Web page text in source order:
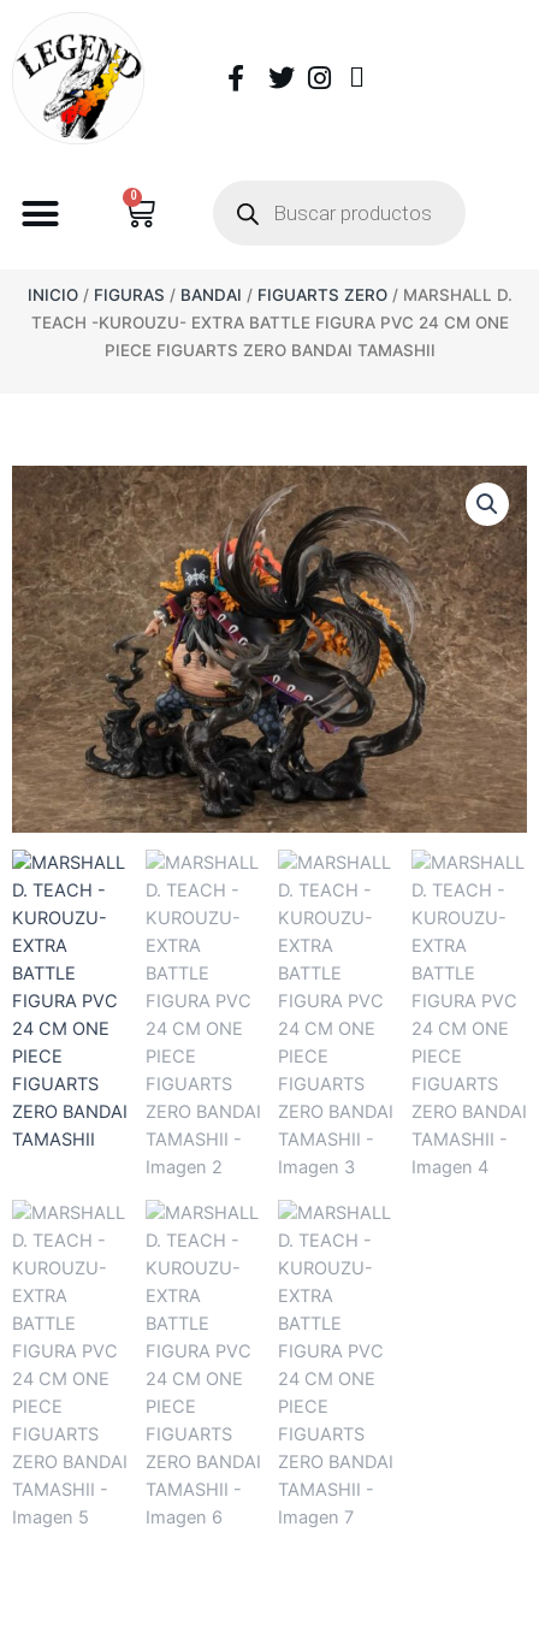
0
INICIO/ FIGURAS / BANDAI / FIGUARTS ZERO/ MARSHALL D.
TEACH -KUROUZU- EXTRA BATTLE FIGURA PVC 24 CM ONE
PIECE FIGUARTS ZERO BANDAI TAMASHII